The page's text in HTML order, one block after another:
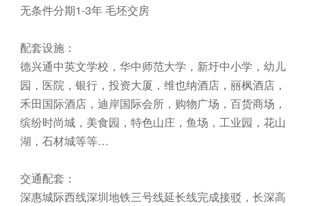
无条件分期1-3年 毛坯交房
配套设施：
德兴通中英文学校，华中师范大学，新圩中小学，幼儿
园，医院，银行，投资大厦，维也纳酒店，丽枫酒店，
禾田国际酒店，迪岸国际会所，购物广场，百货商场，
缤纷时尚城，美食园，特色山庄，鱼场，工业园，花山
湖，石材城等等…
交通配套：
深惠城际西线深圳地铁三号线延长线完成接驳，长深高